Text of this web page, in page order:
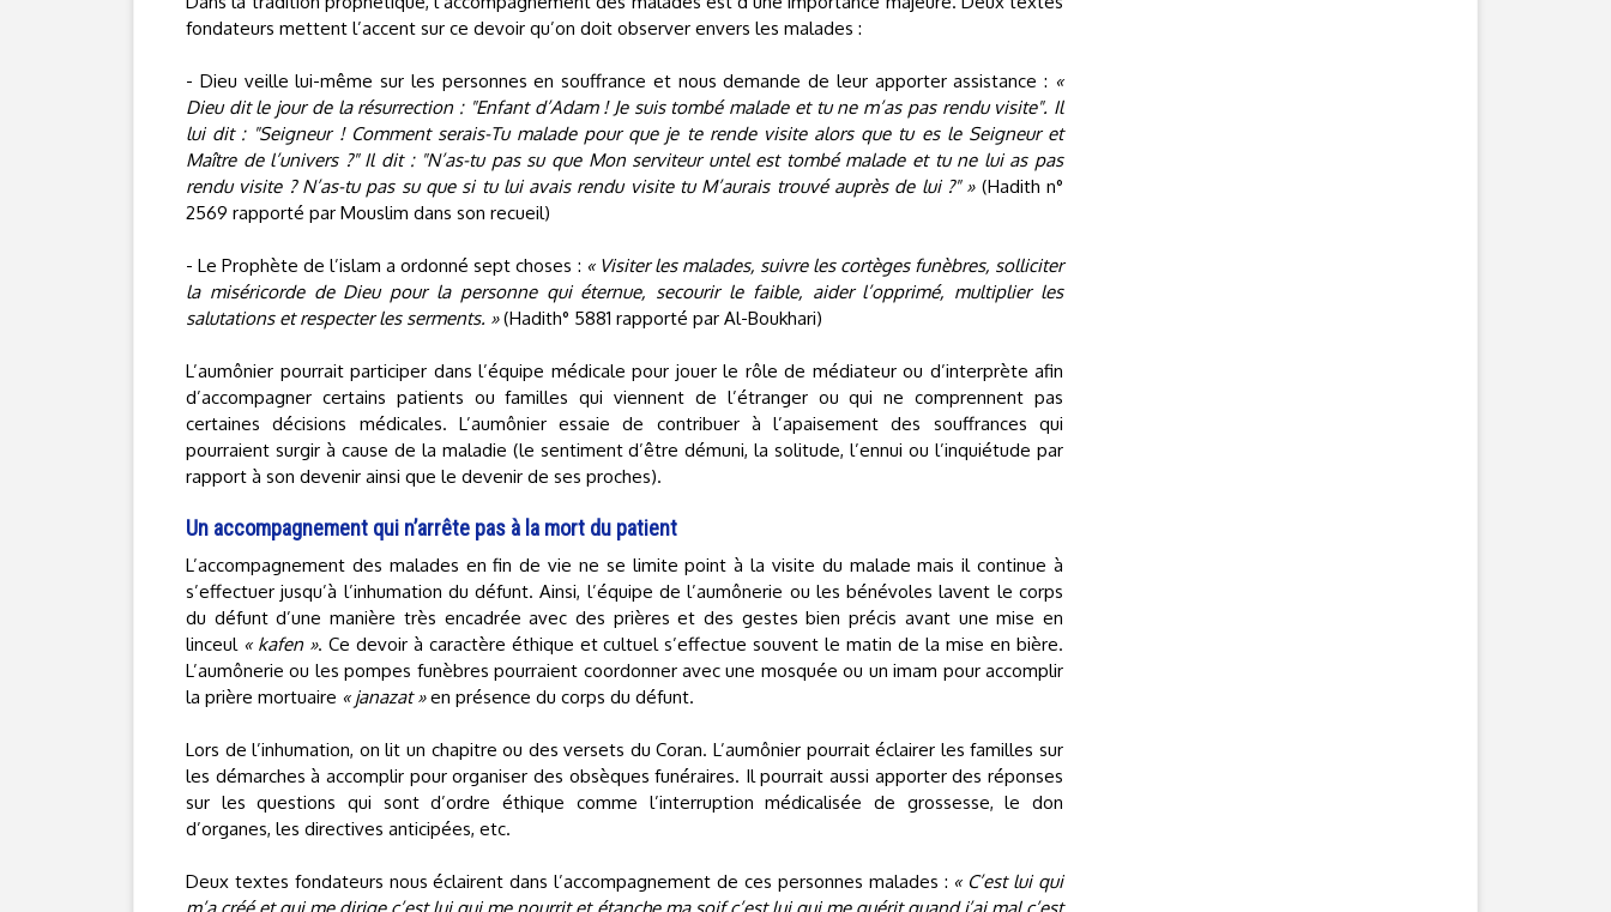
fondateurs mettent l’accent sur ce devoir qu’on doit observer envers les malades :
- Dieu veille lui-même sur les personnes en souffrance et nous demande de leur apporter assistance : «
Dieu dit le jour de la résurrection : "Enfant d’Adam ! Je suis tombé malade et tu ne m’as pas rendu visite". Il
lui dit : "Seigneur ! Comment serais-Tu malade pour que je te rende visite alors que tu es le Seigneur et
Maître de l’univers ?" Il dit : "N’as-tu pas su que Mon serviteur untel est tombé malade et tu ne lui as pas
rendu visite ? N’as-tu pas su que si tu lui avais rendu visite tu M’aurais trouvé auprès de lui ?" »(Hadith n°
2569 rapporté par Mouslim dans son recueil)
- Le Prophète de l’islam a ordonné sept choses : « Visiter les malades, suivre les cortèges funèbres, solliciter
la miséricorde de Dieu pour la personne qui éternue, secourir le faible, aider l’opprimé, multiplier les
salutations et respecter les serments. »(Hadith° 5881 rapporté par Al-Boukhari)
L’aumônier pourrait participer dans l’équipe médicale pour jouer le rôle de médiateur ou d’interprète afin
d’accompagner certains patients ou familles qui viennent de l’étranger ou qui ne comprennent pas
certaines décisions médicales. L’aumônier essaie de contribuer à l’apaisement des souffrances qui
pourraient surgir à cause de la maladie (le sentiment d’être démuni, la solitude, l’ennui ou l’inquiétude par
rapport à son devenir ainsi que le devenir de ses proches).
Un accompagnement qui n’arrête pas à la mort du patient
L’accompagnement des malades en fin de vie ne se limite point à la visite du malade mais il continue à
s’effectuer jusqu’à l’inhumation du défunt. Ainsi, l’équipe de l’aumônerie ou les bénévoles lavent le corps
du défunt d’une manière très encadrée avec des prières et des gestes bien précis avant une mise en
linceul « kafen ». Ce devoir à caractère éthique et cultuel s’effectue souvent le matin de la mise en bière.
L’aumônerie ou les pompes funèbres pourraient coordonner avec une mosquée ou un imam pour accomplir
la prière mortuaire « janazat »en présence du corps du défunt.
Lors de l’inhumation, on lit un chapitre ou des versets du Coran. L’aumônier pourrait éclairer les familles sur
les démarches à accomplir pour organiser des obsèques funéraires. Il pourrait aussi apporter des réponses
sur les questions qui sont d’ordre éthique comme l’interruption médicalisée de grossesse, le don
d’organes, les directives anticipées, etc.
Deux textes fondateurs nous éclairent dans l’accompagnement de ces personnes malades : « C’est lui qui